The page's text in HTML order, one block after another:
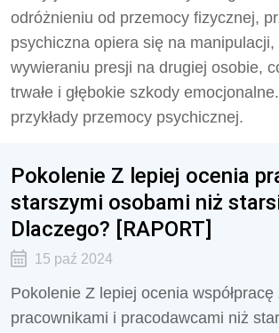
odróżnieniu od przemocy fizycznej,
psychiczna opiera się na
wywieraniu presji na drugiej osobie,
trwałe i głębokie szkody
przykłady przemocy psychicznej.
Pokolenie Z lepiej ocenia
starszymi osobami niż
Dlaczego? [RAPORT]
15 paź 2024
Pokolenie Z lepiej ocenia
pracownikami i pracodawcami niż